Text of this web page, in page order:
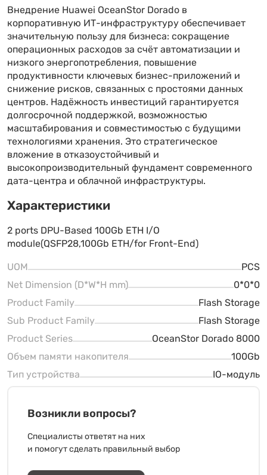
Внедрение Huawei OceanStor Dorado в
корпоративную ИТ-инфраструктуру обеспечивает
значительную пользу для бизнеса: сокращение
операционных расходов за счёт автоматизации и
низкого энергопотребления, повышение
продуктивности ключевых бизнес-приложений и
снижение рисков, связанных с простоями данных
центров. Надёжность инвестиций гарантируется
долгосрочной поддержкой, возможностью
масштабирования и совместимостью с будущими
технологиями хранения. Это стратегическое
вложение в отказоустойчивый и
высокопроизводительный фундамент современного
дата-центра и облачной инфраструктуры.
Характеристики
2 ports DPU-Based 100Gb ETH I/O
module(QSFP28,100Gb ETH/for Front-End)
UOM
PCS
Net Dimension (D*W*H mm)
0*0*0
Product Family
Flash Storage
Sub Product Family
Flash Storage
Product Series
OceanStor Dorado 8000
Объем памяти накопителя
100Gb
Тип устройства
IO-модуль
Возникли вопросы?
Специалисты ответят на них
и помогут сделать правильный выбор